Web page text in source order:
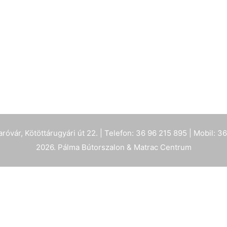
Kötöttárugyári út 22. | Telefon: 36 96 215 895 | Mobil:
2026. Pálma Bútorszalon & Matrac Centrum